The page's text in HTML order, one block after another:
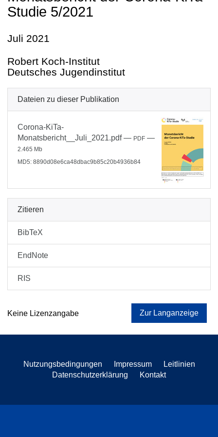
Studie 5/2021
Juli 2021
Robert Koch-Institut
Deutsches Jugendinstitut
Dateien zu dieser Publikation
Corona-KiTa-
Monatsbericht__Juli_2021.pdf— PDF —
2.465 Mb
MD5: 8890d08e6ca48dbac9b85c20b4936b84
Zitieren
BibTeX
EndNote
RIS
Keine Lizenzangabe Zur Langanzeige
Nutzungsbedingungen Impressum
Leitlinien
Datenschutzerklärung
Kontakt